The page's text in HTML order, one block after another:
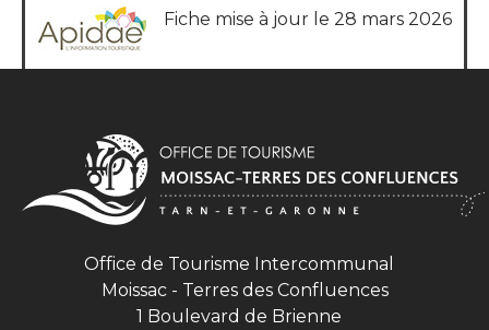
Fiche mise à jour le 28 mars 2026
Office de Tourisme Intercommunal
Moissac - Terres des Confluences
1 Boulevard de Brienne